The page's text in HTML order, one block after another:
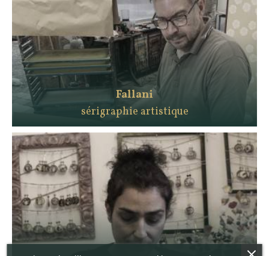
Fallani
sérigraphie artistique